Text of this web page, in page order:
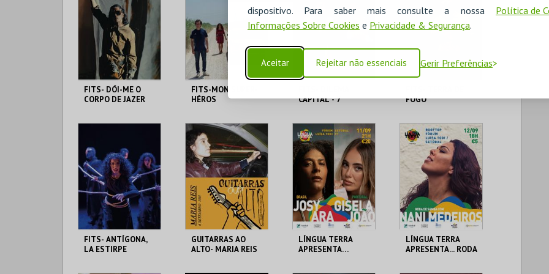
dispositivo. Para saber mais consulte a nossa Política de
Informações Sobre Cookies e Privacidade & Segurança.
Aceitar Rejeitar não essenciais Gerir Preferências
FITS- DÓI-ME O
CORPO DE JAZER
MAIS INFO
COMPRAR
FITS-MON SUPER-
HÉROS
FÓRUM LUÍSA TODI
MAIS INFO
COMPRAR
CAPITAL - 7
ARTISTAS
FÓRUM LUÍSA TODI
MAIS INFO
COMPRAR
FOGO
FÓRUM LUÍSA TODI
MAIS INFO
COMPRAR
FITS- ANTÍGONA,
LA ESTIRPE
GUITARRAS AO
ALTO- MARIA REIS
LÍNGUA TERRA
APRESENTA…
LÍNGUA TERRA
APRESENTA... RODA